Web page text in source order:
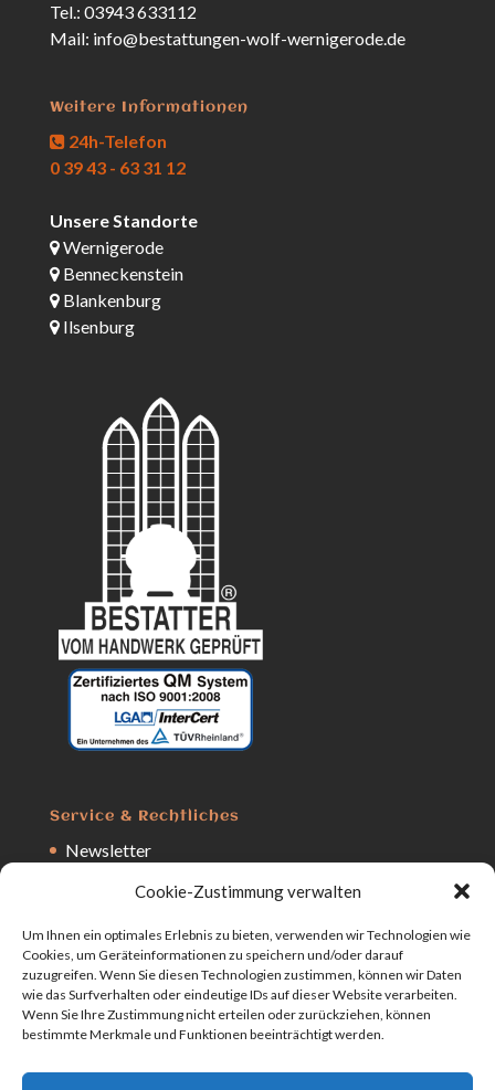
Cookie-Zustimmung verwalten
Um Ihnen ein optimales Erlebnis zu bieten, verwenden wir Technologien wie
Cookies, um Geräteinformationen zu speichern und/oder darauf
zuzugreifen. Wenn Sie diesen Technologien zustimmen, können wir Daten
wie das Surfverhalten oder eindeutige IDs auf dieser Website verarbeiten.
Wenn Sie Ihre Zustimmung nicht erteilen oder zurückziehen, können
bestimmte Merkmale und Funktionen beeinträchtigt werden.
Tel.: 03943 633112
Mail: info@bestattungen-wolf-wernigerode.de
Weitere Informationen
24h-Telefon
0 39 43 - 63 31 12
Unsere Standorte
Wernigerode
Benneckenstein
Blankenburg
Ilsenburg
Service & Rechtliches
Newsletter
Kostenanfrage
Impressum
Datenschutz